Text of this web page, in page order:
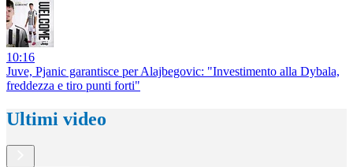
10:16
Juve, Pjanic garantisce per Alajbegovic: "Investimento alla Dybala,
freddezza e tiro punti forti"
Ultimi video